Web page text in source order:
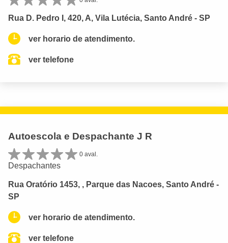
Rua D. Pedro I, 420, A, Vila Lutécia, Santo André - SP
ver horario de atendimento.
ver telefone
Autoescola e Despachante J R
0 aval.
Despachantes
Rua Oratório 1453, , Parque das Nacoes, Santo André -
SP
ver horario de atendimento.
ver telefone